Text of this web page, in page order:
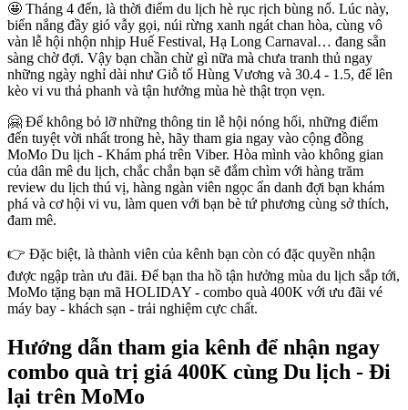
🤩 Tháng 4 đến, là thời điểm du lịch hè rục rịch bùng nổ. Lúc này,
biển nắng đầy gió vẫy gọi, núi rừng xanh ngát chan hòa, cùng vô
vàn lễ hội nhộn nhịp Huế Festival, Hạ Long Carnaval… đang sẵn
sàng chờ đợi. Vậy bạn chần chừ gì nữa mà chưa tranh thủ ngay
những ngày nghỉ dài như Giỗ tổ Hùng Vương và 30.4 - 1.5, để lên
kèo vi vu thả phanh và tận hưởng mùa hè thật trọn vẹn.
🤗 Để không bỏ lỡ những thông tin lễ hội nóng hổi, những điểm
đến tuyệt vời nhất trong hè, hãy tham gia ngay vào cộng đồng
MoMo Du lịch - Khám phá trên Viber. Hòa mình vào không gian
của dân mê du lịch, chắc chắn bạn sẽ đắm chìm với hàng trăm
review du lịch thú vị, hàng ngàn viên ngọc ẩn danh đợi bạn khám
phá và cơ hội vi vu, làm quen với bạn bè tứ phương cùng sở thích,
đam mê.
👉 Đặc biệt, là thành viên của kênh bạn còn có đặc quyền nhận
được ngập tràn ưu đãi. Để bạn tha hồ tận hưởng mùa du lịch sắp tới,
MoMo tặng bạn mã HOLIDAY - combo quà 400K với ưu đãi vé
máy bay - khách sạn - trải nghiệm cực chất.
Hướng dẫn tham gia kênh để nhận ngay
combo quà trị giá 400K cùng Du lịch - Đi
lại trên MoMo